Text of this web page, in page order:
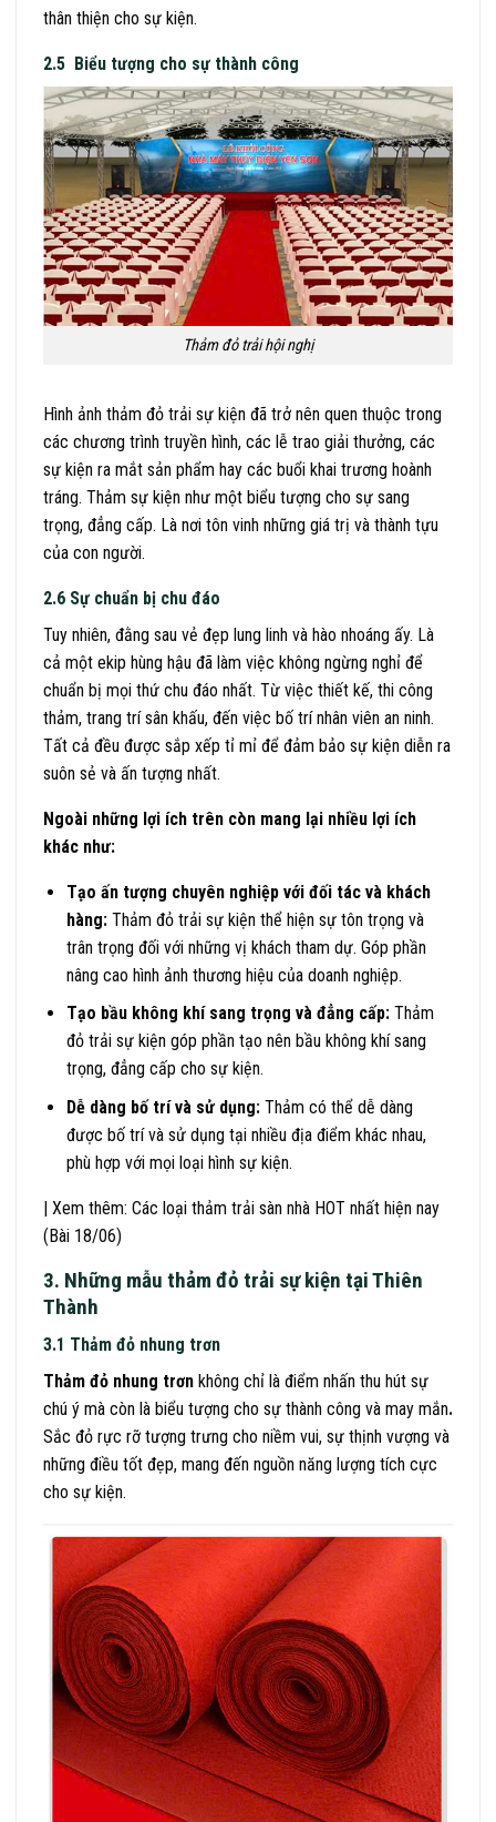
thân thiện cho sự kiện.
2.5 Biểu tượng cho sự thành công
Thảm đỏ trải hội nghị
Hình ảnh thảm đỏ trải sự kiện đã trở nên quen thuộc trong
các chương trình truyền hình, các lễ trao giải thưởng, các
sự kiện ra mắt sản phẩm hay các buổi khai trương hoành
tráng. Thảm sự kiện như một biểu tượng cho sự sang
trọng, đẳng cấp. Là nơi tôn vinh những giá trị và thành tựu
của con người.
2.6 Sự chuẩn bị chu đáo
Tuy nhiên, đằng sau vẻ đẹp lung linh và hào nhoáng ấy. Là
cả một ekip hùng hậu đã làm việc không ngừng nghỉ để
chuẩn bị mọi thứ chu đáo nhất. Từ việc thiết kế, thi công
thảm, trang trí sân khấu, đến việc bố trí nhân viên an ninh.
Tất cả đều được sắp xếp tỉ mỉ để đảm bảo sự kiện diễn ra
suôn sẻ và ấn tượng nhất.
Ngoài những lợi ích trên còn mang lại nhiều lợi ích
khác như:
Tạo ấn tượng chuyên nghiệp với đối tác và khách
hàng:Thảm đỏ trải sự kiện thể hiện sự tôn trọng và
trân trọng đối với những vị khách tham dự. Góp phần
nâng cao hình ảnh thương hiệu của doanh nghiệp.
Tạo bầu không khí sang trọng và đẳng cấp:Thảm
đỏ trải sự kiện góp phần tạo nên bầu không khí sang
trọng, đẳng cấp cho sự kiện.
Dễ dàng bố trí và sử dụng:Thảm có thể dễ dàng
được bố trí và sử dụng tại nhiều địa điểm khác nhau,
phù hợp với mọi loại hình sự kiện.
| Xem thêm: Các loại thảm trải sàn nhà HOT nhất hiện nay
(Bài 18/06)
3. Những mẫu thảm đỏ trải sự kiện tại Thiên
Thành
3.1 Thảm đỏ nhung trơn
Thảm đỏ nhung trơn không chỉ là điểm nhấn thu hút sự
chú ý mà còn là biểu tượng cho sự thành công và may mắn.
Sắc đỏ rực rỡ tượng trưng cho niềm vui, sự thịnh vượng và
những điều tốt đẹp, mang đến nguồn năng lượng tích cực
cho sự kiện.